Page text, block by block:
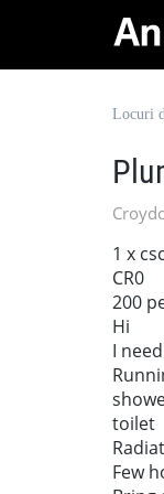
Locuri
1 x
CR0
200
Hi
I
toilet
Few